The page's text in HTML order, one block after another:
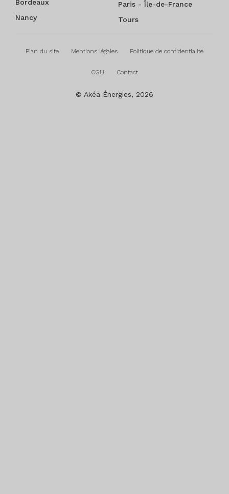
Bordeaux
Nancy
Paris - Île-de-France
Tours
Plan du site Mentions légales Politique de confidentialité
CGU Contact
© Akéa Énergies, 2026